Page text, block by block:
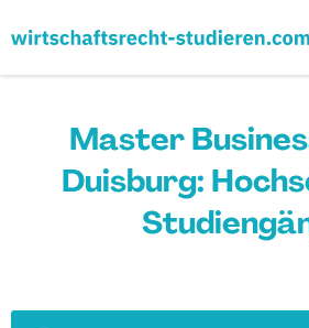
Master
Duisburg: